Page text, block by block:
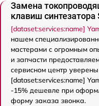
Замена
клавиш синтезатора
[dataset:services:name]
нашем
мастерами с огромным
и запчасти
сервисном центр
[dataset:services:name]
-15% дешевле при
форму заказа звонка.